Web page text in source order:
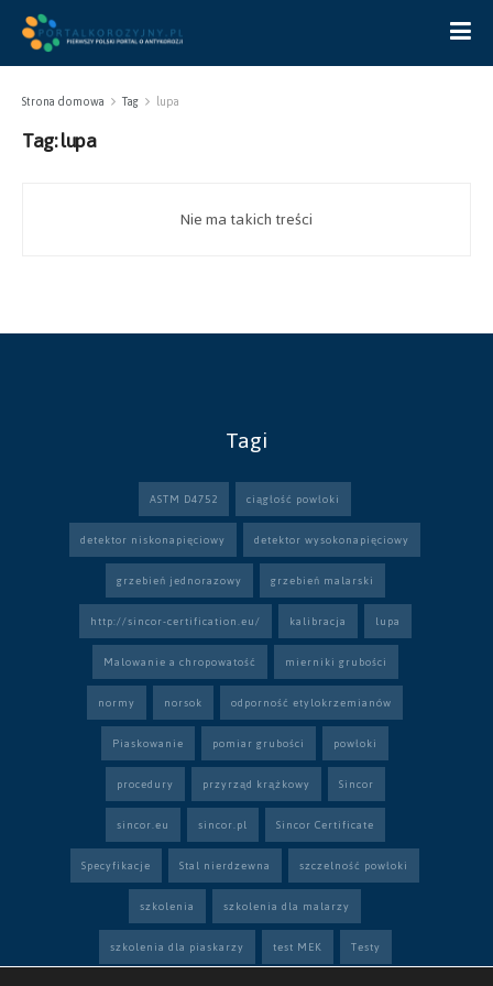
Strona domowa Tag lupa
Tag:lupa
Nie ma takich treści
Tagi
ASTM D4752
ciągłość powłoki
detektor niskonapięciowy
detektor wysokonapięciowy
grzebień jednorazowy
grzebień malarski
http://sincor-certification.eu/
kalibracja
lupa
Malowanie a chropowatość
mierniki grubości
normy
norsok
odporność etylokrzemianów
Piaskowanie
pomiar grubości
powłoki
procedury
przyrząd krążkowy
Sincor
sincor.eu
sincor.pl
Sincor Certificate
Specyfikacje
Stal nierdzewna
szczelność powłoki
szkolenia
szkolenia dla malarzy
szkolenia dla piaskarzy
test MEK
Testy